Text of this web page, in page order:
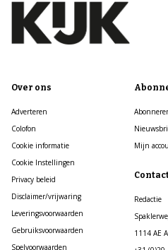
Over ons
Adverteren
Colofon
Cookie informatie
Cookie Instellingen
Privacy beleid
Disclaimer/vrijwaring
Leveringsvoorwaarden
Gebruiksvoorwaarden
Spelvoorwaarden
Mijn
Redactie
1114 AE